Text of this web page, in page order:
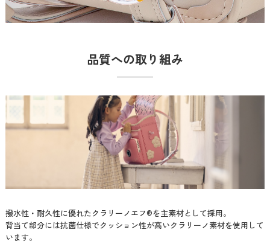
品質への取り組み
撥水性・耐久性に優れたクラリーノエフ®を主素材として採用。
背当て部分には抗菌仕様でクッション性が高いクラリーノ素材を使用して
います。